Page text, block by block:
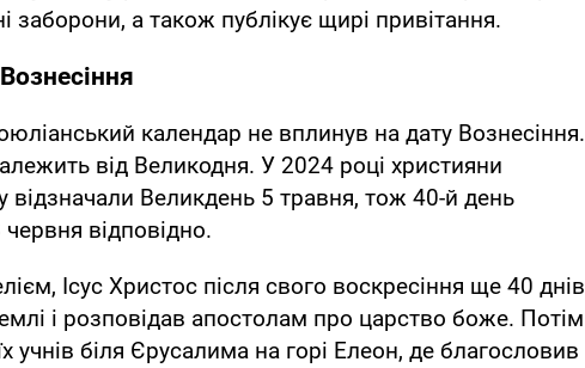
заборони, а також публікує щирі привітання.
календар не вплинув на дату Вознесіння.
від Великодня. У 2024 році християни
відзначали Великдень 5 травня, тож 40-й день
відповідно.
Ісус Христос після свого воскресіння ще 40 днів
і розповідав апостолам про царство боже. Потім
учнів біля Єрусалима на горі Елеон, де благословив